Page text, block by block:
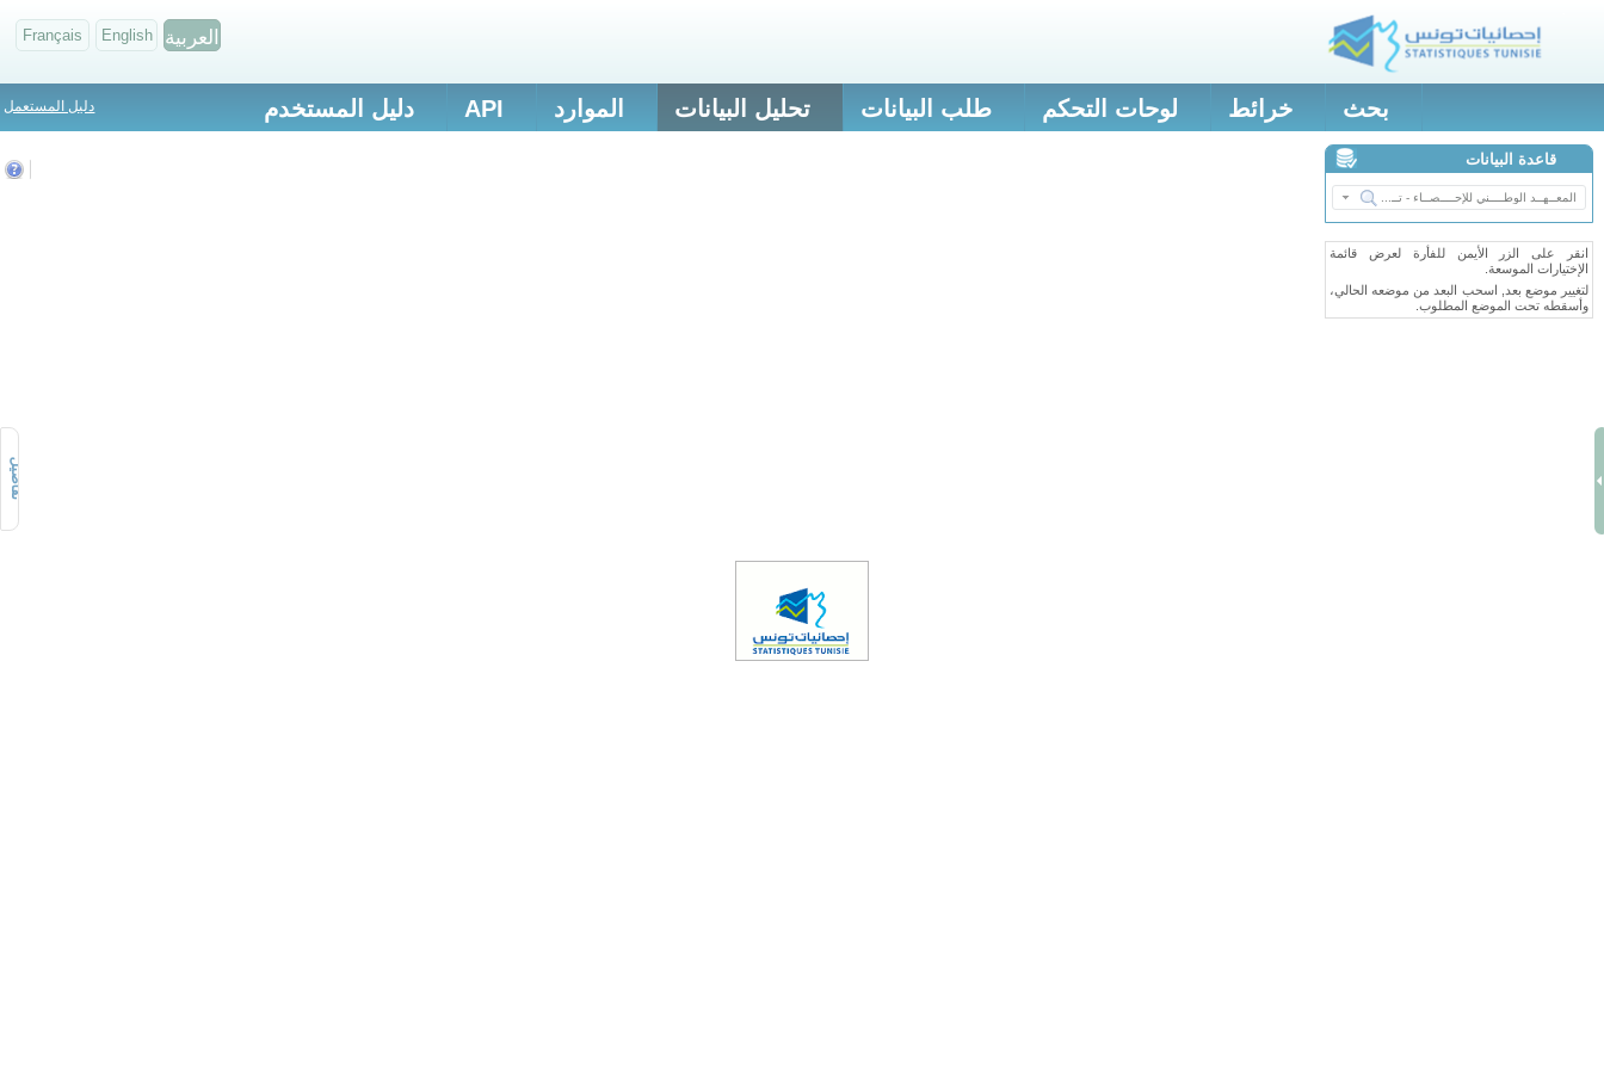
Français English العربية
بحث خرائط لوحات التحكم طلب البيانات تحليل البيانات الموارد API دليل المستخدم دليل المستعمل
قاعدة البيانات
انقر على الزر الأيمن للفأرة لعرض قائمة
الإختيارات الموسعة.
لتغيير موضع بعد, اسحب البعد من موضعه الحالي،
وأسقطه تحت الموضع المطلوب.
تفاصيل